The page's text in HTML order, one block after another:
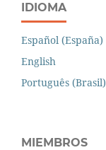
IDIOMA
Español (España)
English
Português (Brasil)
MIEMBROS